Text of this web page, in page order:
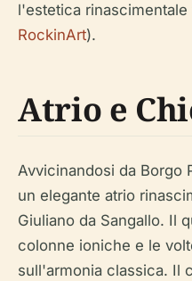
l'estetica rinascimentale
RockinArt).
Atrio e
Avvicinandosi da Borgo
un elegante atrio
Giuliano da Sangallo. Il
colonne ioniche e le
sull'armonia classica. Il